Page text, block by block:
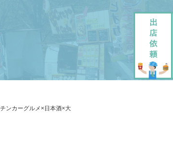
ム
めたい方へ
・販売
頼フォーム
ッチンカー紹介
運営させていただきます
ンカーグルメ×日本酒×大